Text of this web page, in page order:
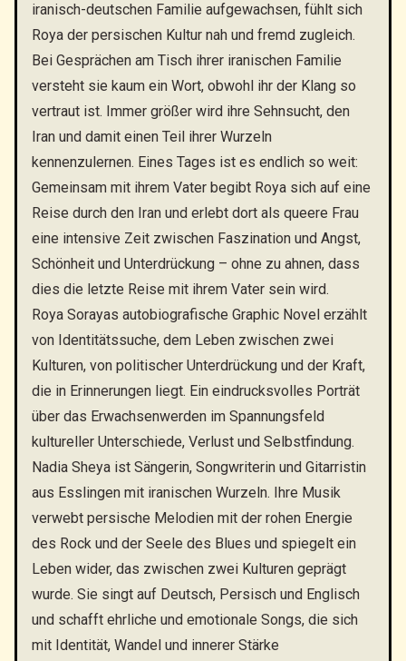
iranisch-deutschen Familie aufgewachsen, fühlt sich
Roya der persischen Kultur nah und fremd zugleich.
Bei Gesprächen am Tisch ihrer iranischen Familie
versteht sie kaum ein Wort, obwohl ihr der Klang so
vertraut ist. Immer größer wird ihre Sehnsucht, den
Iran und damit einen Teil ihrer Wurzeln
kennenzulernen. Eines Tages ist es endlich so weit:
Gemeinsam mit ihrem Vater begibt Roya sich auf eine
Reise durch den Iran und erlebt dort als queere Frau
eine intensive Zeit zwischen Faszination und Angst,
Schönheit und Unterdrückung – ohne zu ahnen, dass
dies die letzte Reise mit ihrem Vater sein wird.
Roya Sorayas autobiografische Graphic Novel erzählt
von Identitätssuche, dem Leben zwischen zwei
Kulturen, von politischer Unterdrückung und der Kraft,
die in Erinnerungen liegt. Ein eindrucksvolles Porträt
über das Erwachsenwerden im Spannungsfeld
kultureller Unterschiede, Verlust und Selbstfindung.
Nadia Sheya ist Sängerin, Songwriterin und Gitarristin
aus Esslingen mit iranischen Wurzeln. Ihre Musik
verwebt persische Melodien mit der rohen Energie
des Rock und der Seele des Blues und spiegelt ein
Leben wider, das zwischen zwei Kulturen geprägt
wurde. Sie singt auf Deutsch, Persisch und Englisch
und schafft ehrliche und emotionale Songs, die sich
mit Identität, Wandel und innerer Stärke